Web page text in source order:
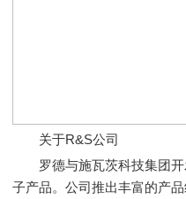
关于R&S公司
罗德与施瓦茨科技集团开
子产品。公司推出丰富的产